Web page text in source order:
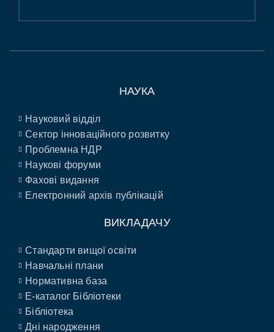
НАУКА
Науковий відділ
Сектор інноваційного розвитку
Проблемна НДР
Наукові форуми
Фахові видання
Електронний архів публікацій
ВИКЛАДАЧУ
Стандарти вищої освіти
Навчальні плани
Нормативна база
E-каталог Бібліотеки
Бібліотека
Дні народження